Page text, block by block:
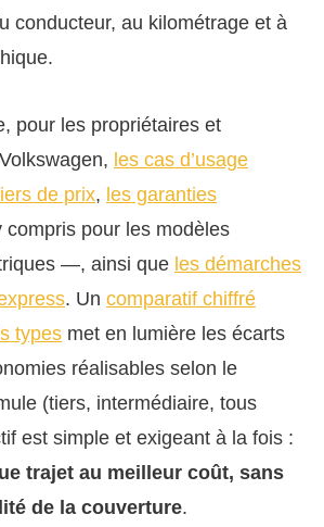
conducteur, au kilométrage et à
pour les propriétaires et
les cas d’usage
de prix, les garanties
pour les modèles
—, ainsi que les démarches
. Un comparatif chiffré
types met en lumière les écarts
réalisables selon le
(tiers, intermédiaire, tous
est simple et exigeant à la fois :
trajet au meilleur coût, sans
de la couverture.